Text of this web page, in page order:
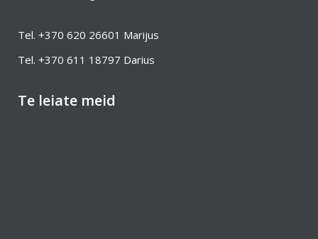
Tel. +370 620 26601 Marijus
Tel. +370 611 18797 Darius
Te leiate meid